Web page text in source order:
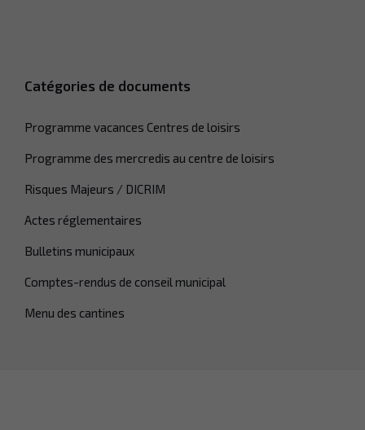
Catégories de documents
Programme vacances Centres de loisirs
Programme des mercredis au centre de loisirs
Risques Majeurs / DICRIM
Actes réglementaires
Bulletins municipaux
Comptes-rendus de conseil municipal
Menu des cantines